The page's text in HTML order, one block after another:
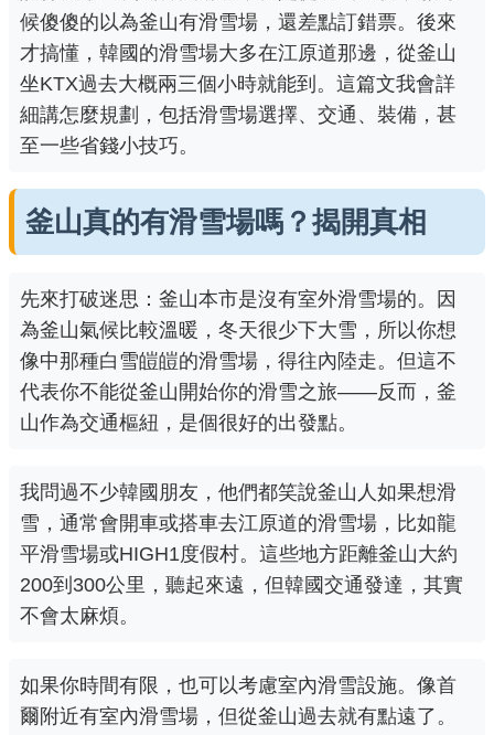
候傻傻的以為釜山有滑雪場，還差點訂錯票。後來
才搞懂，韓國的滑雪場大多在江原道那邊，從釜山
坐KTX過去大概兩三個小時就能到。這篇文我會詳
細講怎麼規劃，包括滑雪場選擇、交通、裝備，甚
至一些省錢小技巧。
釜山真的有滑雪場嗎？揭開真相
先來打破迷思：釜山本市是沒有室外滑雪場的。因
為釜山氣候比較溫暖，冬天很少下大雪，所以你想
像中那種白雪皚皚的滑雪場，得往內陸走。但這不
代表你不能從釜山開始你的滑雪之旅——反而，釜
山作為交通樞紐，是個很好的出發點。
我問過不少韓國朋友，他們都笑說釜山人如果想滑
雪，通常會開車或搭車去江原道的滑雪場，比如龍
平滑雪場或HIGH1度假村。這些地方距離釜山大約
200到300公里，聽起來遠，但韓國交通發達，其實
不會太麻煩。
如果你時間有限，也可以考慮室內滑雪設施。像首
爾附近有室內滑雪場，但從釜山過去就有點遠了。